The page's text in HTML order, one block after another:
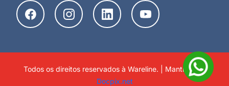
Todos os direitos reservados à Wareline. | Mantido por
Docpix.net